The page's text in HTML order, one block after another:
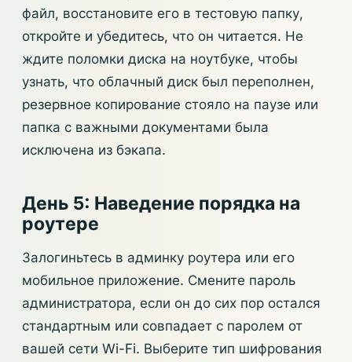
файл, восстановите его в тестовую папку,
откройте и убедитесь, что он читается. Не
ждите поломки диска на ноутбуке, чтобы
узнать, что облачный диск был переполнен,
резервное копирование стояло на паузе или
папка с важными документами была
исключена из бэкапа.
День 5: Наведение порядка на
роутере
Залогиньтесь в админку роутера или его
мобильное приложение. Смените пароль
администратора, если он до сих пор остался
стандартным или совпадает с паролем от
вашей сети Wi-Fi. Выберите тип шифрования